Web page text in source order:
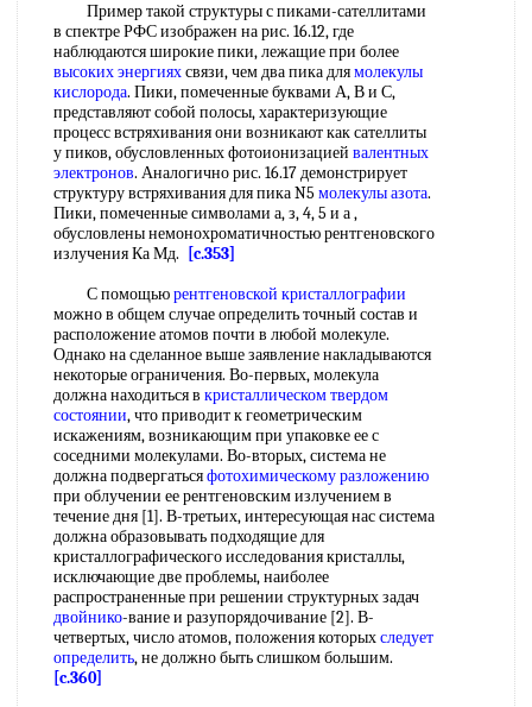
Пример такой структуры с пиками-сателлитами
в спектре РФС изображен на рис. 16.12, где
наблюдаются широкие пики, лежащие при более
высоких энергияхсвязи, чем два пика длямолекулы
кислорода. Пики, помеченные буквами А, В и С,
представляют собой полосы, характеризующие
процесс встряхивания они возникают как сателлиты
у пиков, обусловленных фотоионизацией валентных
электронов. Аналогично рис. 16.17 демонстрирует
структуру встряхивания для пика N5 молекулы азота.
Пики, помеченные символами а, з, 4, 5 и а ,
обусловлены немонохроматичностью рентгеновского
излучения Ка Мд.
[c.353]
С помощьюрентгеновской кристаллографии
можно в общем случае определить точный состав и
расположение атомов почти в любой молекуле.
Однако на сделанное выше заявление накладываются
некоторые ограничения. Во-первых, молекула
должна находиться в кристаллическом твердом
состоянии, что приводит к геометрическим
искажениям, возникающим при упаковке ее с
соседними молекулами. Во-вторых, система не
должна подвергатьсяфотохимическому разложению
при облучении ее рентгеновским излучением в
течение дня [1]. В-третьих, интересующая нас система
должна образовывать подходящие для
кристаллографического исследования кристаллы,
исключающие две проблемы, наиболее
распространенные при решении структурных задач
двойнико-вание и разупорядочивание [2]. В-
четвертых, число атомов, положения которыхследует
определить, не должно быть слишком большим.
[c.360]